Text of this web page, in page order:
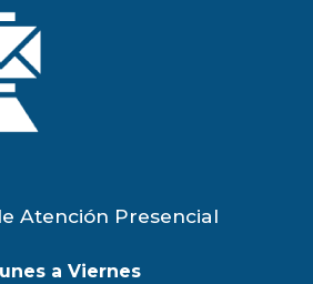
Atención Presencial
a Viernes